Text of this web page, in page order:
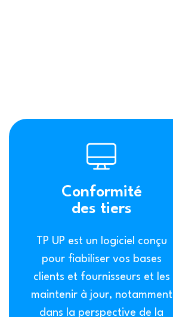
Conformité
des tiers
TP UP est un logiciel conçu
pour fiabiliser vos bases
clients et fournisseurs et les
maintenir à jour, notamment
dans la perspective de la